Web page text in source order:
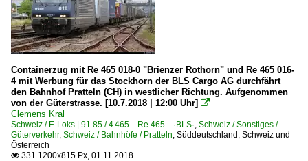
Containerzug mit Re 465 018-0 "Brienzer Rothorn" und Re 465 016-
4 mit Werbung für das Stockhorn der BLS Cargo AG durchfährt
den Bahnhof Pratteln (CH) in westlicher Richtung. Aufgenommen
von der Güterstrasse. [10.7.2018 | 12:00 Uhr] 
Clemens Kral
Schweiz / E-Loks | 91 85 / 4 465 Re 465 ·BLS· Schweiz / Sonstiges /
Güterverkehr, Schweiz / Bahnhöfe / Pratteln Süddeutschland, Schweiz und
Österreich
 331 1200x815 Px, 01.11.2018